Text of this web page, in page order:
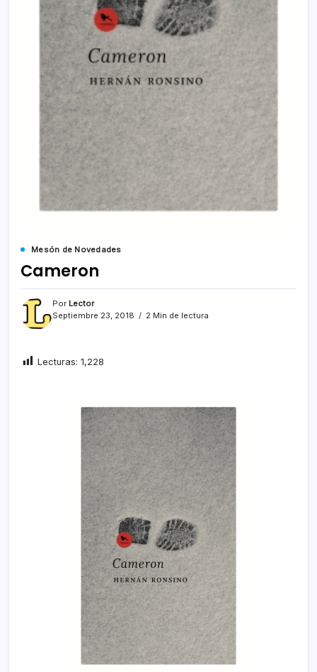
Mesón de Novedades
Cameron
Por Lector
Septiembre 23, 2018
2 Min de lectura
Lecturas: 1,228